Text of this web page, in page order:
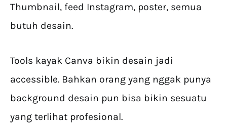
Thumbnail, feed Instagram, poster, semua
butuh desain.
Tools kayak Canva bikin desain jadi
accessible. Bahkan orang yang nggak punya
background desain pun bisa bikin sesuatu
yang terlihat profesional.